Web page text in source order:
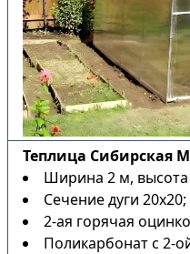
Теплица Сибирская
Ширина 2 м,
Сечение дуги 20х20;
2-ая горячая
Поликарбонат с 2-